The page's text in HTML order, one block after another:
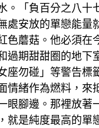
。「負百分之八
處安放的單戀能
色蘑菇。他必須
過期甜甜圈的地
座勿碰」等警告
情緒作為燃料，
眼腳邊。那裡放
就是純度最高的單